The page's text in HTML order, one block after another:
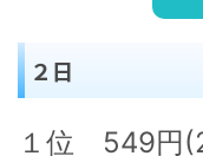
２日
１位 549円